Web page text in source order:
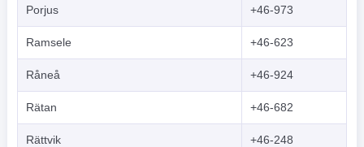
Porjus +46-973
Ramsele +46-623
Råneå +46-924
Rätan +46-682
Rättvik +46-248